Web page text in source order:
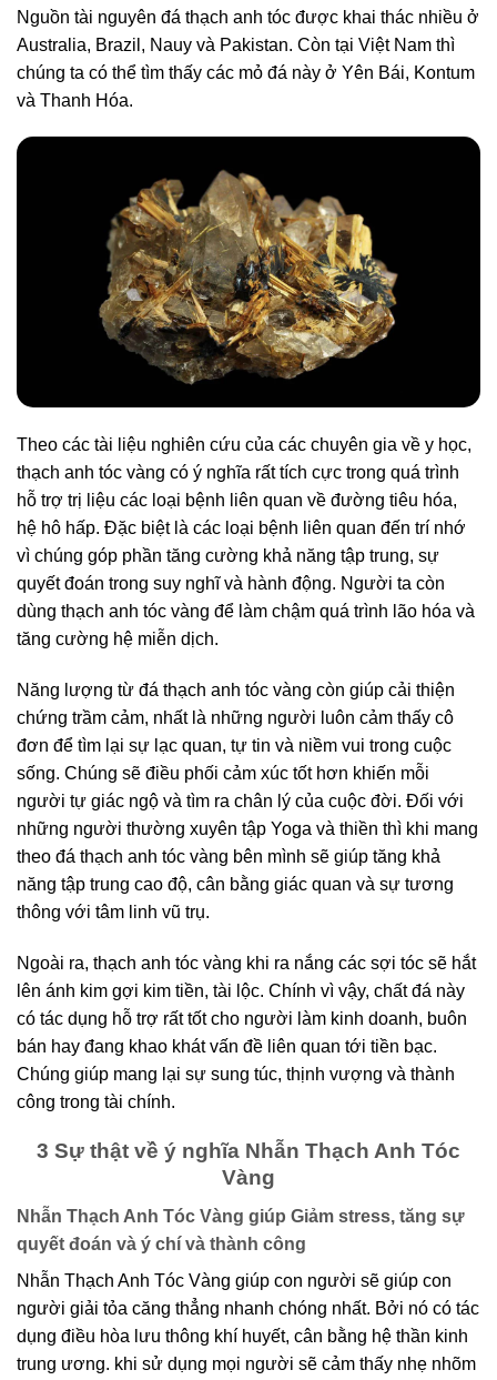
Nguồn tài nguyên đá thạch anh tóc được khai thác nhiều ở
Australia, Brazil, Nauy và Pakistan. Còn tại Việt Nam thì
chúng ta có thể tìm thấy các mỏ đá này ở Yên Bái, Kontum
và Thanh Hóa.
Theo các tài liệu nghiên cứu của các chuyên gia về y học,
thạch anh tóc vàng có ý nghĩa rất tích cực trong quá trình
hỗ trợ trị liệu các loại bệnh liên quan về đường tiêu hóa,
hệ hô hấp. Đặc biệt là các loại bệnh liên quan đến trí nhớ
vì chúng góp phần tăng cường khả năng tập trung, sự
quyết đoán trong suy nghĩ và hành động. Người ta còn
dùng thạch anh tóc vàng để làm chậm quá trình lão hóa và
tăng cường hệ miễn dịch.
Năng lượng từ đá thạch anh tóc vàng còn giúp cải thiện
chứng trầm cảm, nhất là những người luôn cảm thấy cô
đơn để tìm lại sự lạc quan, tự tin và niềm vui trong cuộc
sống. Chúng sẽ điều phối cảm xúc tốt hơn khiến mỗi
người tự giác ngộ và tìm ra chân lý của cuộc đời. Đối với
những người thường xuyên tập Yoga và thiền thì khi mang
theo đá thạch anh tóc vàng bên mình sẽ giúp tăng khả
năng tập trung cao độ, cân bằng giác quan và sự tương
thông với tâm linh vũ trụ.
Ngoài ra, thạch anh tóc vàng khi ra nắng các sợi tóc sẽ hắt
lên ánh kim gợi kim tiền, tài lộc. Chính vì vậy, chất đá này
có tác dụng hỗ trợ rất tốt cho người làm kinh doanh, buôn
bán hay đang khao khát vấn đề liên quan tới tiền bạc.
Chúng giúp mang lại sự sung túc, thịnh vượng và thành
công trong tài chính.
3 Sự thật về ý nghĩa Nhẫn Thạch Anh Tóc
Vàng
Nhẫn Thạch Anh Tóc Vàng giúp Giảm stress, tăng sự
quyết đoán và ý chí và thành công
Nhẫn Thạch Anh Tóc Vàng giúp con người sẽ giúp con
người giải tỏa căng thẳng nhanh chóng nhất. Bởi nó có tác
dụng điều hòa lưu thông khí huyết, cân bằng hệ thần kinh
trung ương. khi sử dụng mọi người sẽ cảm thấy nhẹ nhõm